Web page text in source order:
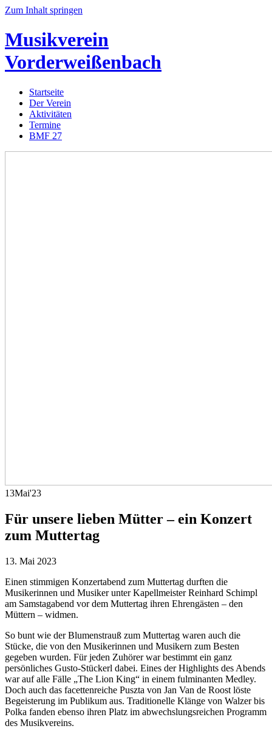
Zum Inhalt springen
Musikverein
Vorderweißenbach
Startseite
Der Verein
Aktivitäten
Termine
BMF 27
13Mai'23
Für unsere lieben Mütter – ein Konzert
zum Muttertag
13. Mai 2023
Einen stimmigen Konzertabend zum Muttertag durften die
Musikerinnen und Musiker unter Kapellmeister Reinhard Schimpl
am Samstagabend vor dem Muttertag ihren Ehrengästen – den
Müttern – widmen.
So bunt wie der Blumenstrauß zum Muttertag waren auch die
Stücke, die von den Musikerinnen und Musikern zum Besten
gegeben wurden. Für jeden Zuhörer war bestimmt ein ganz
persönliches Gusto-Stückerl dabei. Eines der Highlights des Abends
war auf alle Fälle „The Lion King“ in einem fulminanten Medley.
Doch auch das facettenreiche Puszta von Jan Van de Roost löste
Begeisterung im Publikum aus. Traditionelle Klänge von Walzer bis
Polka fanden ebenso ihren Platz im abwechslungsreichen Programm
des Musikvereins.